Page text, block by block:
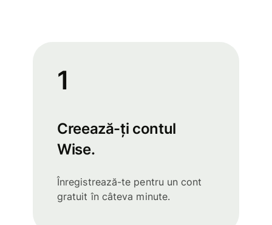
1
Creează-ți contul
Wise.
Înregistrează-te pentru un cont
gratuit în câteva minute.